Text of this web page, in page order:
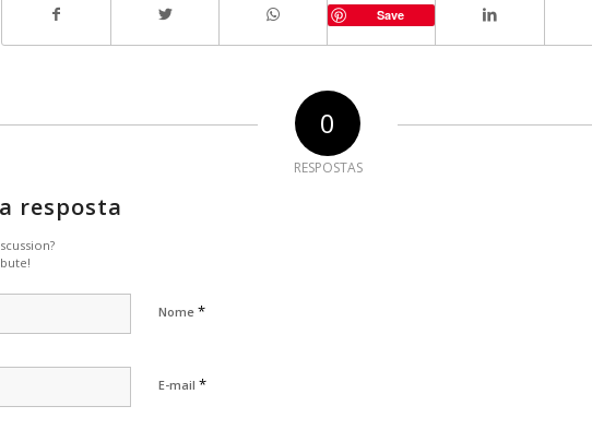
Save
0
RESPOSTAS
resposta
Nome *
E-mail *